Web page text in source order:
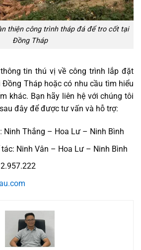
thiện công trình tháp đá để tro cốt tại
Đồng Tháp
tin thú vị về công trình lắp đặt
Tháp hoặc có nhu cầu tìm hiểu
khác. Bạn hãy liên hệ với chúng tôi
đây để được tư vấn và hỗ trợ:
Ninh Thắng – Hoa Lư – Ninh Bình
Ninh Vân – Hoa Lư – Ninh Bình